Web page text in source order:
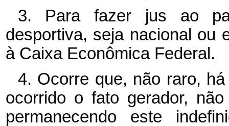
3. Para fazer jus ao
desportiva, seja nacional ou
à Caixa Econômica Federal.
4. Ocorre que, não raro,
ocorrido o fato gerador,
permanecendo este